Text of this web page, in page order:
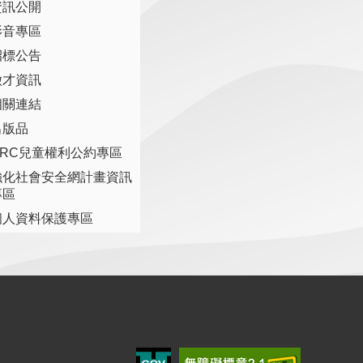
公開
專區
標公告
才資訊
關連結
品
兒童權利公約專區
化社會安全網計畫資訊
人資料保護專區